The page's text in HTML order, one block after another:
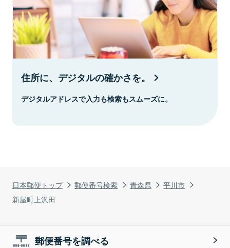
日本郵便トップ 郵便番号検索 青森県
平川市
新屋町上沢田
住所に、デジタルの確かさを。
デジタルアドレスで入力も検索もスムーズに。
郵便番号を調べる